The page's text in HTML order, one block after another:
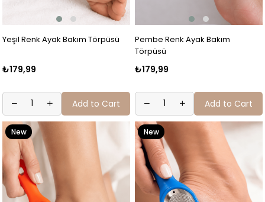
Yeşil Renk Ayak Bakım Törpüsü
₺179,99
Add to Cart
Pembe Renk Ayak Bakım
Törpüsü
₺179,99
Add to Cart
New
Item
New
Item